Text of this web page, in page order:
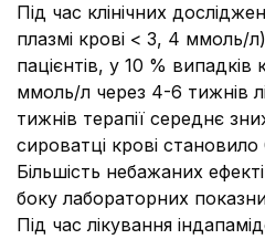
Під час клінічних
плазмі крові < 3, 4 ммоль/
пацієнтів, у 10 % випадків
ммоль/л через 4-6 тижнів
тижнів терапії середнє
сироватці крові
Більшість небажаних
боку лабораторних
Під час лікування